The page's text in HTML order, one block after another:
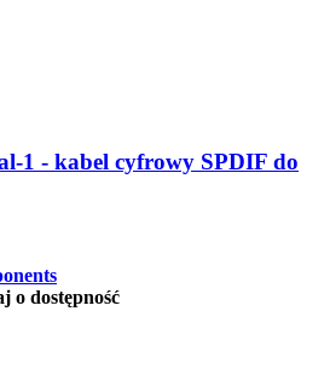
1 - kabel cyfrowy SPDIF do
o dostępność